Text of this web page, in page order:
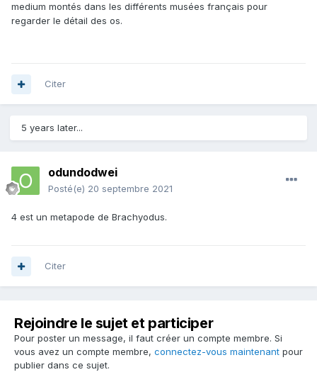
medium montés dans les différents musées français pour
regarder le détail des os.
Citer
5 years later...
odundodwei
Posté(e) 20 septembre 2021
4 est un metapode de Brachyodus.
Citer
Rejoindre le sujet et participer
Pour poster un message, il faut créer un compte membre. Si
vous avez un compte membre, connectez-vous maintenant pour
publier dans ce sujet.